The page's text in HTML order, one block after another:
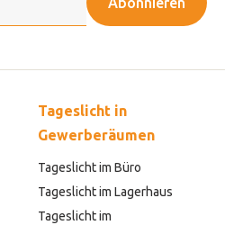
Tageslicht in
Gewerberäumen
Tageslicht im Büro
Tageslicht im Lagerhaus
Tageslicht im